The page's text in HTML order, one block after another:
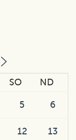
SO ND
5 6
12 13